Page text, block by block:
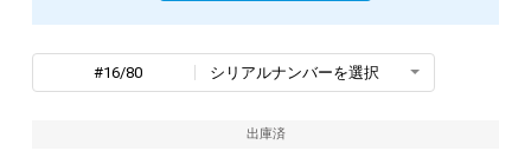
#16/80 シリアルナンバーを選択
出庫済